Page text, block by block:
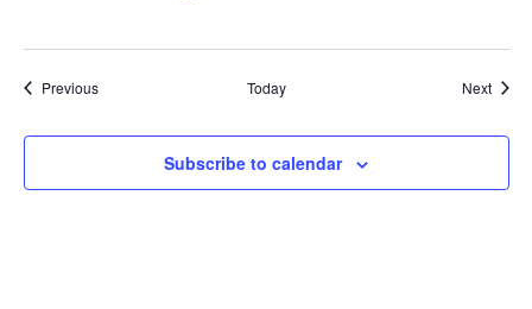
PreviousEvents Today Next
Subscribe to calendar